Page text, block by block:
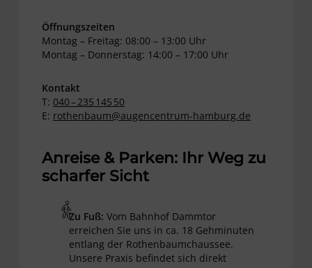
Öffnungszeiten
Montag – Freitag: 08:00 – 13:00 Uhr
Montag – Donnerstag: 14:00 – 17:00 Uhr
Kontakt
T: 040 – 235 145 50
E: rothenbaum@augencentrum-hamburg.de
Anreise & Parken: Ihr Weg zu
scharfer Sicht
Zu Fuß: Vom Bahnhof Dammtor
erreichen Sie uns in ca. 18 Gehminuten
entlang der Rothenbaumchaussee.
Unsere Praxis befindet sich direkt